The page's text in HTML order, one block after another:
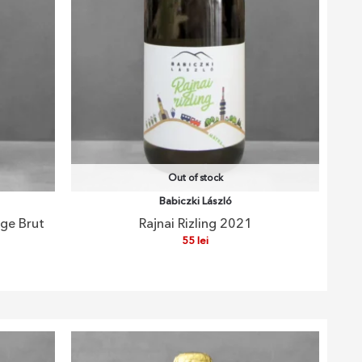
Brut
Out of stock
Babiczki László
Rajnai Rizling 2021
55lei